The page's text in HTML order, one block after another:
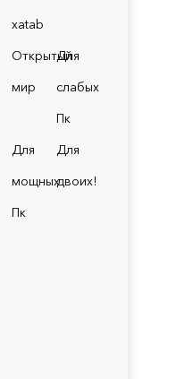
xatab
Открытый
мир
Для
слабых
Пк
Для
мощных
Пк
Для
двоих!